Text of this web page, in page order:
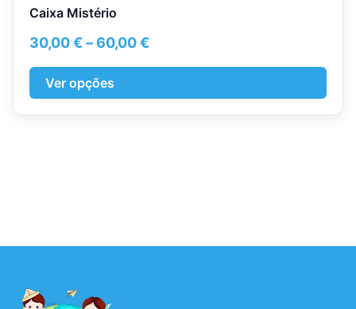
Caixa Mistério
30,00€ –60,00€
Ver opções